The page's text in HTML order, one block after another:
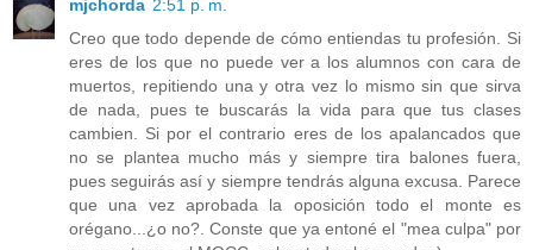
mjchorda 2:51 p. m.
Creo que todo depende de cómo entiendas tu profesión. Si
eres de los que no puede ver a los alumnos con cara de
muertos, repitiendo una y otra vez lo mismo sin que sirva
de nada, pues te buscarás la vida para que tus clases
cambien. Si por el contrario eres de los apalancados que
no se plantea mucho más y siempre tira balones fuera,
pues seguirás así y siempre tendrás alguna excusa. Parece
que una vez aprobada la oposición todo el monte es
orégano...¿o no?. Conste que ya entoné el "mea culpa" por